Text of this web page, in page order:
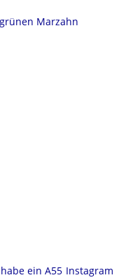
Marzahn
ein A55 Instagram